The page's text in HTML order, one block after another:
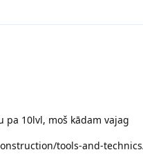
pa 10lvl, moš kādam vajag
tools-and-